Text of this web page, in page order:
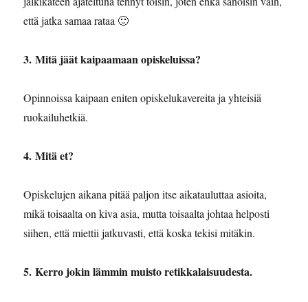
että jatka samaa rataa 🙂
3. ⁠Mitä jäät kaipaamaan opiskeluissa?
Opinnoissa kaipaan eniten opiskelukavereita ja yhteisiä
ruokailuhetkiä.
4. ⁠Mitä et?
Opiskelujen aikana pitää paljon itse aikatauluttaa asioita,
mikä toisaalta on kiva asia, mutta toisaalta johtaa helposti
siihen, että miettii jatkuvasti, että koska tekisi mitäkin.
5. Kerro jokin lämmin muisto retikkalaisuudesta.